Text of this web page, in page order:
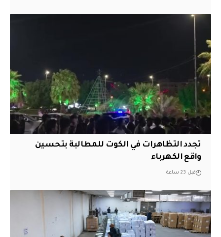
تجدد التظاهرات في الكوت للمطالبة بتحسين
واقع الكهرباء
قبل 23 ساعة